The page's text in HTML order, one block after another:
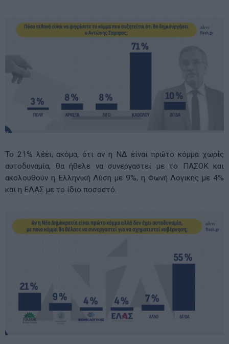
Το 21% λέει, ακόμα, ότι αν η ΝΔ είναι πρώτο κόμμα χωρίς
αυτοδυναμία, θα ήθελε να συνεργαστεί με το ΠΑΣΟΚ και
ακολουθούν η Ελληνική Λύση με 9%, η Φωνή Λογικής με 4%
και η ΕΛΑΣ με το ίδιο ποσοστό.